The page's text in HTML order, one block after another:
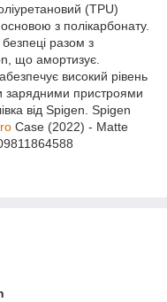
(TPU)
з полікарбонату.
разом з
що амортизує.
високий рівень
зарядними пристроями
від Spigen. Spigen
Case (2022) - Matte